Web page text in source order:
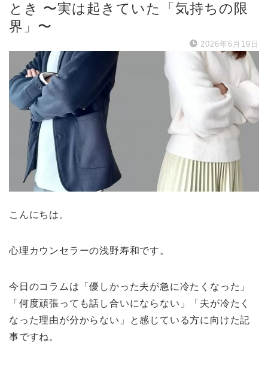
とき 〜実は起きていた「気持ちの限
界」〜
2026年6月19日
こんにちは。
心理カウンセラーの浅野寿和です。
今日のコラムは「優しかった夫が急に冷たくなった」
「何度頑張っても話し合いにならない」「夫が冷たく
なった理由が分からない」と感じている方に向けた記
事ですね。